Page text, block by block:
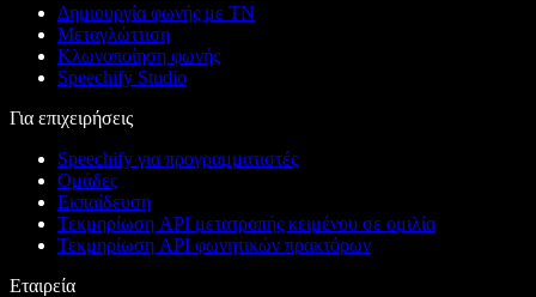
Δημιουργία φωνής με ΤΝ
Μεταγλώττιση
Κλωνοποίηση φωνής
Speechify Studio
Για επιχειρήσεις
Speechify για προγραμματιστές
Ομάδες
Εκπαίδευση
Τεκμηρίωση API μετατροπής κειμένου σε ομιλία
Τεκμηρίωση API φωνητικών πρακτόρων
Εταιρεία